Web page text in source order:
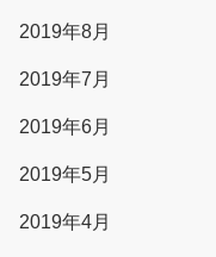
2019年8月
2019年7月
2019年6月
2019年5月
2019年4月